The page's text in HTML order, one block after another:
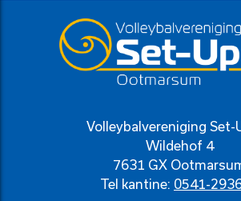
Volleybalvereniging Set-
Wildehof 4
7631 GX
Tel kantine: 0541-